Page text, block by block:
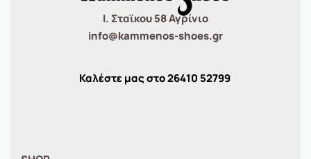
Ι. Σταϊκου 58 Αγρίνιο
info@kammenos-shoes.gr
Καλέστε μας στο26410 52799